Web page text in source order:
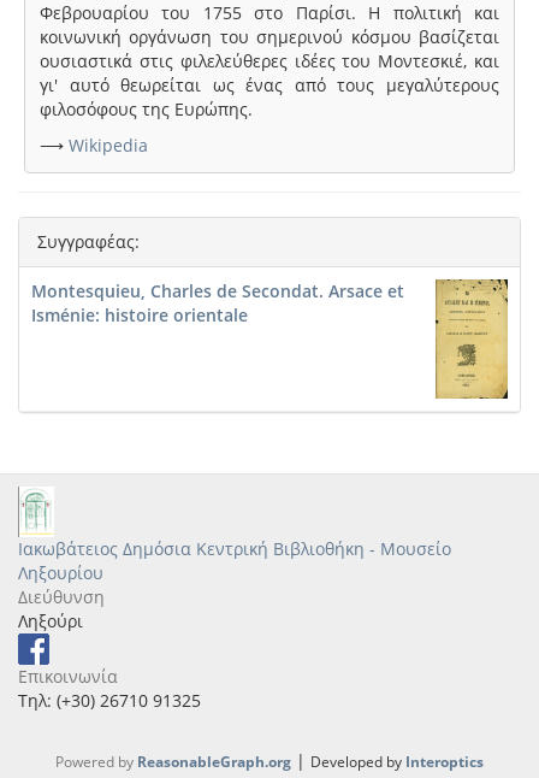
Φεβρουαρίου του 1755 στο Παρίσι. Η πολιτική και
κοινωνική οργάνωση του σημερινού κόσμου βασίζεται
ουσιαστικά στις φιλελεύθερες ιδέες του Μοντεσκιέ, και
γι' αυτό θεωρείται ως ένας από τους μεγαλύτερους
φιλοσόφους της Ευρώπης.
⟶ Wikipedia
Συγγραφέας:
Montesquieu, Charles de Secondat. Arsace et
Isménie: histoire orientale
Ιακωβάτειος Δημόσια Κεντρική Βιβλιοθήκη - Μουσείο
Ληξουρίου
Διεύθυνση
Ληξούρι
Επικοινωνία
Τηλ: (+30) 26710 91325
Powered by ReasonableGraph.org | Developed by Interoptics